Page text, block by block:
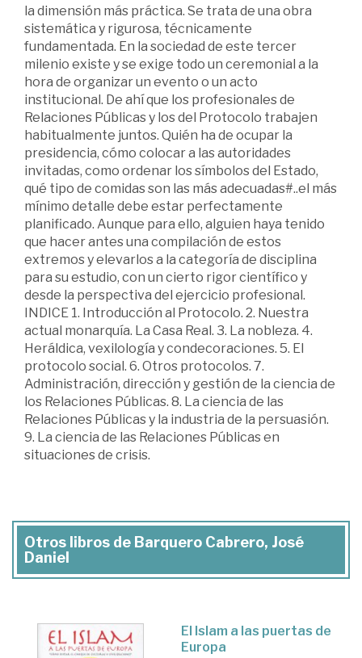
la dimensión más práctica. Se trata de una obra
sistemática y rigurosa, técnicamente
fundamentada. En la sociedad de este tercer
milenio existe y se exige todo un ceremonial a la
hora de organizar un evento o un acto
institucional. De ahí que los profesionales de
Relaciones Públicas y los del Protocolo trabajen
habitualmente juntos. Quién ha de ocupar la
presidencia, cómo colocar a las autoridades
invitadas, como ordenar los símbolos del Estado,
qué tipo de comidas son las más adecuadas#..el más
mínimo detalle debe estar perfectamente
planificado. Aunque para ello, alguien haya tenido
que hacer antes una compilación de estos
extremos y elevarlos a la categoría de disciplina
para su estudio, con un cierto rigor científico y
desde la perspectiva del ejercicio profesional.
INDICE 1. Introducción al Protocolo. 2. Nuestra
actual monarquía. La Casa Real. 3. La nobleza. 4.
Heráldica, vexilología y condecoraciones. 5. El
protocolo social. 6. Otros protocolos. 7.
Administración, dirección y gestión de la ciencia de
los Relaciones Públicas. 8. La ciencia de las
Relaciones Públicas y la industria de la persuasión.
9. La ciencia de las Relaciones Públicas en
situaciones de crisis.
Otros libros de Barquero Cabrero, José
Daniel
El Islam a las puertas de
Europa